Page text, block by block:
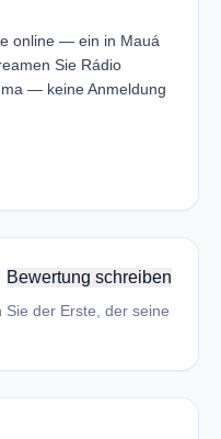
online — ein in Mauá
Sie Rádio
— keine Anmeldung
Bewertung schreiben
Sie der Erste, der seine